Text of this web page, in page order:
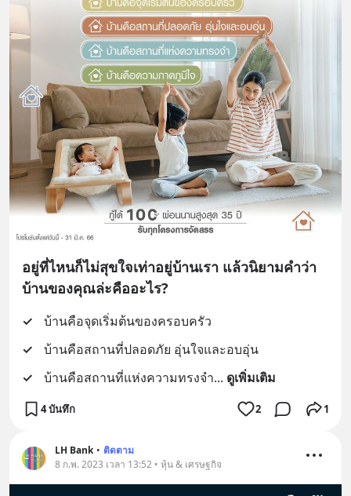
อยู่ที่ไหนก็ไม่สุขใจเท่าอยู่บ้านเรา แล้วนิยามคำว่า
บ้านของคุณล่ะคืออะไร?
✓
บ้านคือจุดเริ่มต้นของครอบครัว
✓
บ้านคือสถานที่ปลอดภัย อุ่นใจและอบอุ่น
✓
บ้านคือสถานที่แห่งความทรงจำ... ดูเพิ่มเติม
4 บันทึก 2 1
LH Bank • ติดตาม
8 ก.พ. 2023 เวลา 13:52 • หุ้น & เศรษฐกิจ